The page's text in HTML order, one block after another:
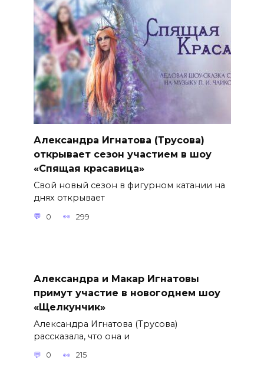
Александра Игнатова (Трусова)
открывает сезон участием в шоу
«Спящая красавица»
Свой новый сезон в фигурном катании на
днях открывает
0 299
Александра и Макар Игнатовы
примут участие в новогоднем шоу
«Щелкунчик»
Александра Игнатова (Трусова)
рассказала, что она и
0 215